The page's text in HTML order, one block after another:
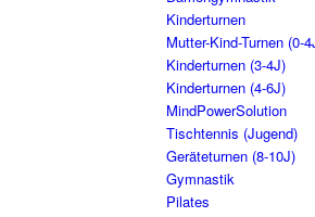
Kinderturnen
Mutter-Kind-Turnen (0-
Kinderturnen (3-4J)
Kinderturnen (4-6J)
MindPowerSolution
Tischtennis (Jugend)
Geräteturnen (8-10J)
Gymnastik
Pilates